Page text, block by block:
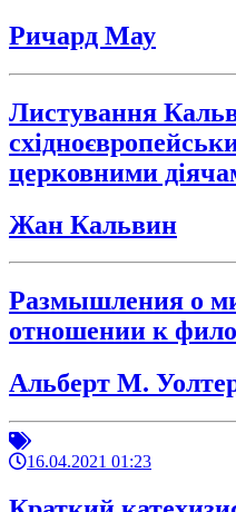
Ричард Мау
Листування
церковними
Жан Кальвин
Размышления о
отношении к
Альберт М.
16.04.2021 01:23